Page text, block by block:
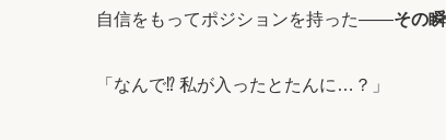
自信をもってポジションを持った——その
「なんで⁉ 私が入ったとたんに…？」